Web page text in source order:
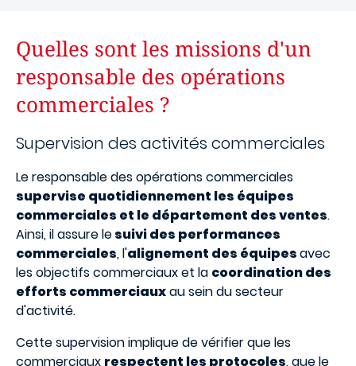
Quelles sont les missions d'un
responsable des opérations
commerciales ?
Supervision des activités commerciales
Le responsable des opérations commerciales
supervise quotidiennement les équipes
commerciales et le département des ventes.
Ainsi, il assure lesuivi des performances
commerciales, l'alignement des équipesavec
les objectifs commerciaux et la coordination des
efforts commerciauxau sein du secteur
d'activité.
Cette supervision implique de vérifier que les
commerciaux respectent les protocoles, que le